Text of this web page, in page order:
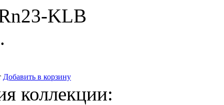
KLB
Добавить в корзину
коллекции: